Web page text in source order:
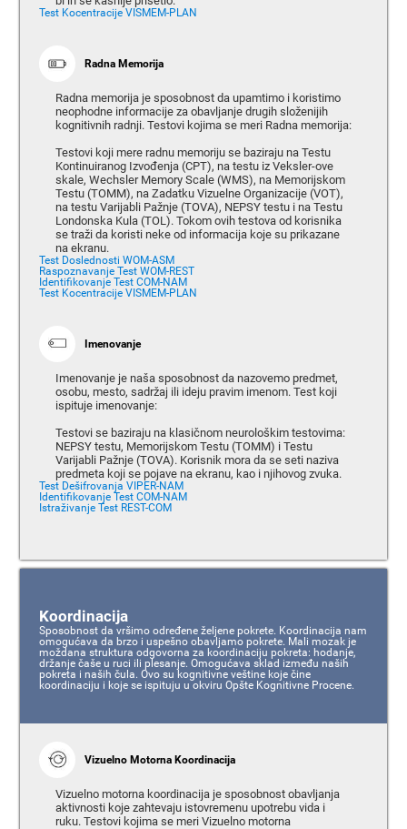
Test Kocentracije VISMEM-PLAN
Radna Memorija
Radna memorija je sposobnost da upamtimo i koristimo
neophodne informacije za obavljanje drugih složenijih
kognitivnih radnji. Testovi kojima se meri Radna memorija:
Testovi koji mere radnu memoriju se baziraju na Testu
Kontinuiranog Izvođenja (CPT), na testu iz Veksler-ove
skale, Wechsler Memory Scale (WMS), na Memorijskom
Testu (TOMM), na Zadatku Vizuelne Organizacije (VOT),
na testu Varijabli Pažnje (TOVA), NEPSY testu i na Testu
Londonska Kula (TOL). Tokom ovih testova od korisnika
se traži da koristi neke od informacija koje su prikazane
na ekranu.
Test Doslednosti WOM-ASM
Raspoznavanje Test WOM-REST
Identifikovanje Test COM-NAM
Test Kocentracije VISMEM-PLAN
Imenovanje
Imenovanje je naša sposobnost da nazovemo predmet,
osobu, mesto, sadržaj ili ideju pravim imenom. Test koji
ispituje imenovanje:
Testovi se baziraju na klasičnom neurološkim testovima:
NEPSY testu, Memorijskom Testu (TOMM) i Testu
Varijabli Pažnje (TOVA). Korisnik mora da se seti naziva
predmeta koji se pojave na ekranu, kao i njihovog zvuka.
Test Dešifrovanja VIPER-NAM
Identifikovanje Test COM-NAM
Istraživanje Test REST-COM
Koordinacija
Sposobnost da vršimo određene željene pokrete. Koordinacija nam
omogućava da brzo i uspešno obavljamo pokrete. Mali mozak je
moždana struktura odgovorna za koordinaciju pokreta: hodanje,
držanje čaše u ruci ili plesanje. Omogućava sklad između naših
pokreta i naših čula. Ovo su kognitivne veštine koje čine
koordinaciju i koje se ispituju u okviru Opšte Kognitivne Procene.
Vizuelno Motorna Koordinacija
Vizuelno motorna koordinacija je sposobnost obavljanja
aktivnosti koje zahtevaju istovremenu upotrebu vida i
ruku. Testovi kojima se meri Vizuelno motorna